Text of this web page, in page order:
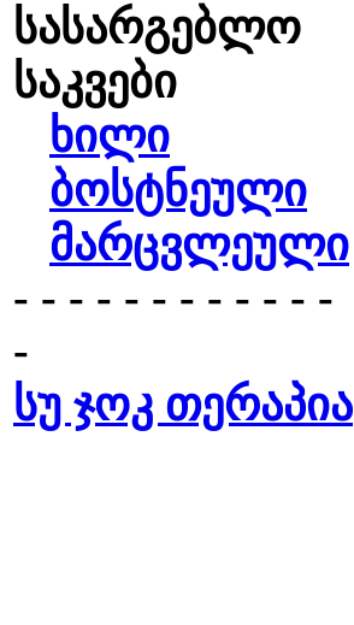
სასარგებლო
საკვები
ხილი
ბოსტნეული
მარცვლეული
- - - - - - - - - - - -
-
სუ ჯოკ თერაპია